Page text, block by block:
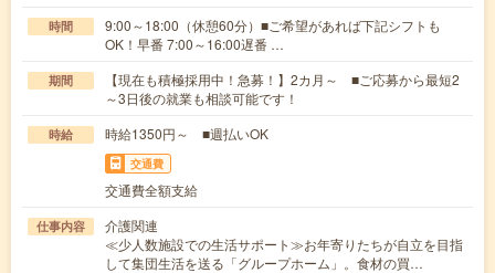
時間
9:00～18:00（休憩60分）■ご希望があれば下記シフトも
OK！早番 7:00～16:00遅番 …
期間
【現在も積極採用中！急募！】2カ月～ ■ご応募から最短2
～3日後の就業も相談可能です！
時給 時給1350円～ ■週払いOK
交通費
交通費全額支給
仕事内容
介護関連
≪少人数施設での生活サポート≫お年寄りたちが自立を目指
して集団生活を送る「グループホーム」。食材の買…